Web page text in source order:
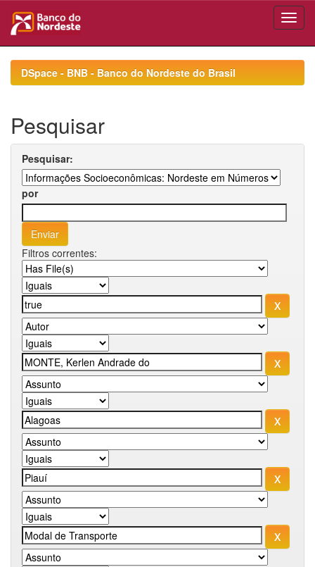
navigationDSpace - BNB - Banco do Nordeste do Brasil
Pesquisar
Pesquisar:
por
Filtros correntes: